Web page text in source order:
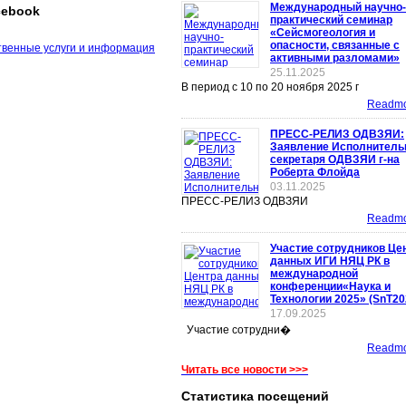
Международный научно-
практический семинар
«Сейсмогеология и
опасности, связанные с
активными разломами»
25.11.2025
В период с 10 по 20 ноября 2025 г
ПРЕСС-РЕЛИЗ ОДВЗЯИ:
Заявление
секретаря ОДВЗЯИ г-на
Роберта Флойда
03.11.2025
ПРЕСС-РЕЛИЗ ОДВЗЯИ
Участие сотрудников
данных ИГИ НЯЦ РК в
международной
конференции«Наука и
Технологии 2025»
17.09.2025
Участие сотрудни�
Читать все новости >>>
Статистика посещений